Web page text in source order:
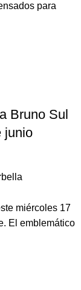
para
Bruno Sul
junio
miércoles 17
El emblemático